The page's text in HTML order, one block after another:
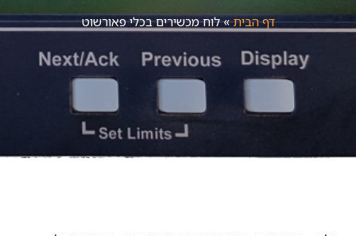
דף הבית»לוח מכשירים בכלי פאורשוט